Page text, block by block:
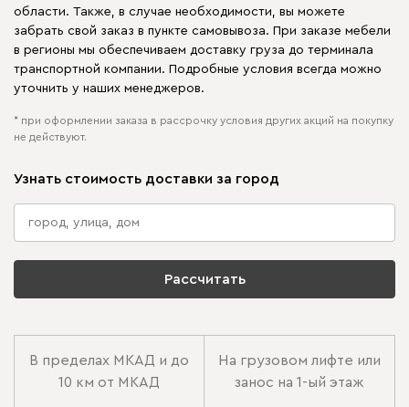
области. Также, в случае необходимости, вы можете
забрать свой заказ в пункте самовывоза. При заказе мебели
в регионы мы обеспечиваем доставку груза до терминала
транспортной компании. Подробные условия всегда можно
уточнить у наших менеджеров.
* при оформлении заказа в рассрочку условия других акций на покупку
не действуют.
Узнать стоимость доставки за город
Рассчитать
В пределах МКАД и до
10 км от МКАД
На грузовом лифте или
занос на 1-ый этаж